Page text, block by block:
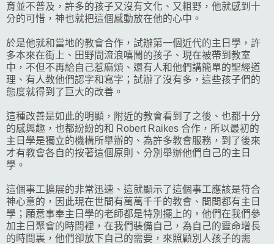
育並不普及，許多的孩子又沒有文化、又粗野，他就感到十
分的可惜，神也就把這個感動放在他的心中。
於是他就和當地的教會合作，試辦第一個近代的主日學，許
多本來在街上、田野間流浪嘻鬧的孩子、現在被帶到教室
中，不但不再給自己惹麻煩、還有人和他們講簡單的聖經道
理、有人教他們認字和寫字；試辦了沒有多，這些孩子們的
態度就得到了巨大的改善。
這種改善是如此的明顯，附近的教會看到了之後、也都十分
的感興趣，也都紛紛的和 Robert Raikes 合作，所以最初的
主日學是獨立的機構所舉辦的、為許多教會服務，到了後來
才有教會各自的按著這個原則、分別舉辦他們自己的主日
學。
這個事工擴展的非常迅速、這就顯示了這個事工應該是符合
神心意的，因此現在世間有萬萬千千的教會、間間都有主日
學；願意事奉主日學的老師都是特別擺上的，他們在我們參
加主日聚會的時間裡，在我們裝備自己，為自己的靈命增長
的時間裏，他們卻放下自己的需要，來照顧別人孩子的需